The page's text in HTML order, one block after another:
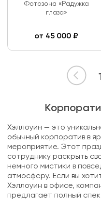
Фотозона «Радужка
глаза»
от 45 000 ₽
1
Хэллоуин — это
обычный корпоратив в
мероприятие. Этот
сотруднику раскрыть
немного мистики в
атмосферу. Если вы
Хэллоуин в офисе,
предлагает полный